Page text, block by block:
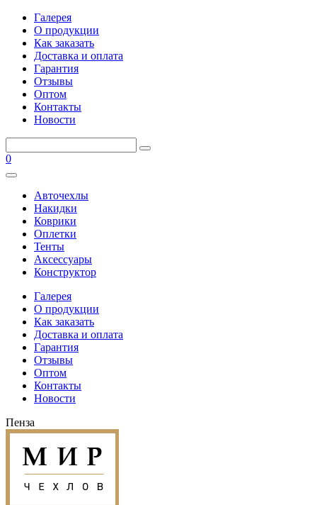
Галерея
О продукции
Как заказать
Доставка и оплата
Гарантия
Отзывы
Оптом
Контакты
Новости
0
Авточехлы
Накидки
Коврики
Оплетки
Тенты
Аксессуары
Конструктор
Галерея
О продукции
Как заказать
Доставка и оплата
Гарантия
Отзывы
Оптом
Контакты
Новости
Пенза